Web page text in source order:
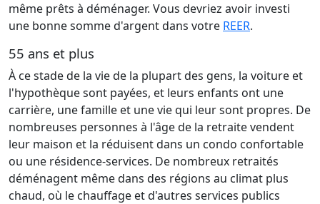
même prêts à déménager. Vous devriez avoir investi
une bonne somme d'argent dans votre REER.
55 ans et plus
À ce stade de la vie de la plupart des gens, la voiture et
l'hypothèque sont payées, et leurs enfants ont une
carrière, une famille et une vie qui leur sont propres. De
nombreuses personnes à l'âge de la retraite vendent
leur maison et la réduisent dans un condo confortable
ou une résidence-services. De nombreux retraités
déménagent même dans des régions au climat plus
chaud, où le chauffage et d'autres services publics